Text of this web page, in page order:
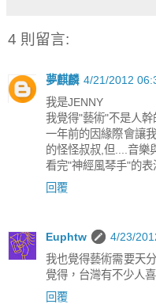
4 則留言:
夢麒麟 4/21/2012
我是JENNY
我覺得"藝術"不是人
一年前的因緣際會讓
的怪怪叔叔,但....音樂
看完"神經風琴手"的
回覆
Euphtw
4/23/
我也覺得藝術需要天
覺得，台灣有不少人
回覆